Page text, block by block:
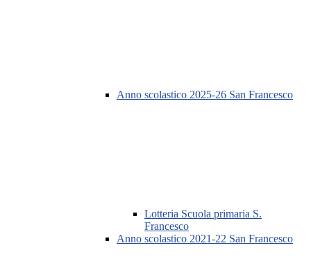
Anno scolastico 2025-26 San Francesco
Lotteria Scuola primaria S.
Francesco
Anno scolastico 2021-22 San Francesco